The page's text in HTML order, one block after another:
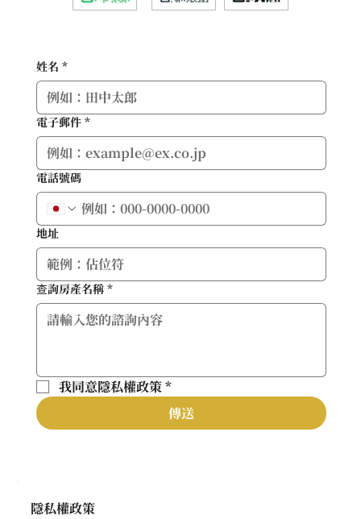
姓名 *
電子郵件 *
電話號碼
地址
查詢房產名稱 *
我同意隱私權政策*
傳送
隱私權政策